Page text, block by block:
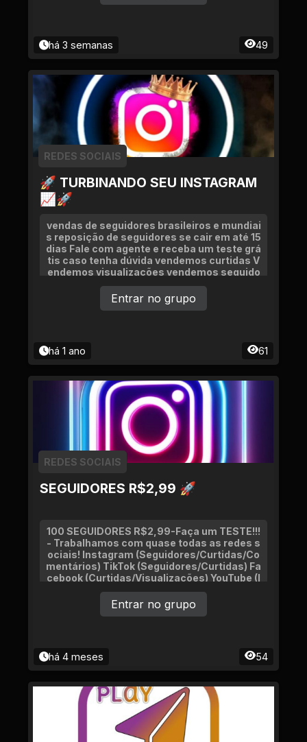
há 3 semanas 49
🚀 TURBINANDO SEU INSTAGRAM
📈🚀
REDES SOCIAIS
vendas de seguidores brasileiros e mundiai
s reposição de seguidores se cair em até 15
dias Fale com agente e receba um teste grá
tis caso tenha dúvida vendemos curtidas V
endemos visualizações vendemos seguido
res
há 1 ano 61
Entrar no grupo
SEGUIDORES R$2,99 🚀
REDES SOCIAIS
100 SEGUIDORES R$2,99-Faça um TESTE!!!
- Trabalhamos com quase todas as redes s
ociais! Instagram (Seguidores/Curtidas/Co
mentários) TikTok (Seguidores/Curtidas) Fa
cebook (Curtidas/Visualizações) YouTube (I
nscritos/Curtidas/Visualizações)
há 4 meses 54
Entrar no grupo